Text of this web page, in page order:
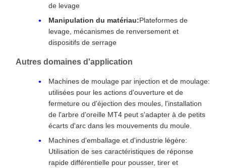
de levage
Manipulation du matériau:Plateformes de
levage, mécanismes de renversement et
dispositifs de serrage
Autres domaines d'application
Machines de moulage par injection et de moulage:
utilisées pour les actions d'ouverture et de
fermeture ou d'éjection des moules, l'installation
de l'arbre d'oreille MT4 peut s'adapter à de petits
écarts d'arc dans les mouvements du moule.
Machines d'emballage et d'industrie légère:
Utilisation de ses caractéristiques de réponse
rapide différentielle pour pousser, tirer et